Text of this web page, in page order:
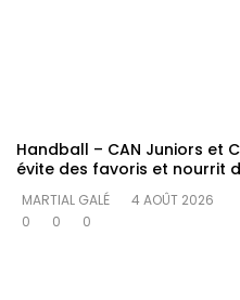
Handball – CAN Juniors et
évite des favoris et nourrit
MARTIAL GALÉ
4 AOÛT 2026
0
0 0